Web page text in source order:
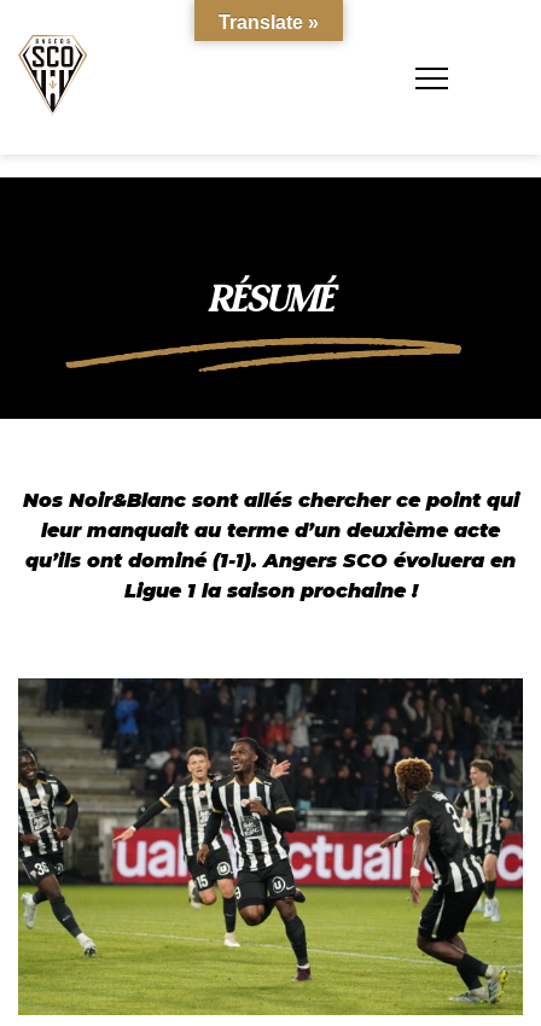
RÉSUMÉ
Nos Noir&Blanc sont allés chercher ce point qui
leur manquait au terme d’un deuxième acte
qu’ils ont dominé (1-1). Angers SCO évoluera en
Ligue 1 la saison prochaine !
Translate »